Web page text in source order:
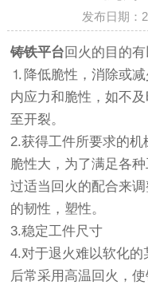
发布日期：
铸铁平台回火的目的
⒈降低脆性，消除或
内应力和脆性，如不
至开裂。
2.获得工件所要求的
脆性大，为了满足各
过适当回火的配合来
的韧性，塑性。
3.稳定工件尺寸
4.对于退火难以软化的
后常采用高温回火，